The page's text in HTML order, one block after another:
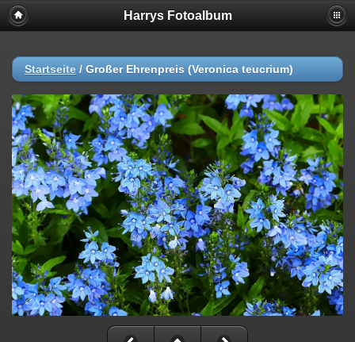
Harrys Fotoalbum
Startseite / Großer Ehrenpreis (Veronica teucrium)